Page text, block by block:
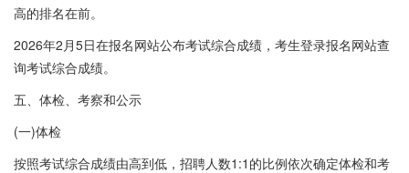
高的排名在前。
2026年2月5日在报名网站公布考试综合成绩，考生登录报名网站查
询考试综合成绩。
五、体检、考察和公示
(一)体检
按照考试综合成绩由高到低，招聘人数1:1的比例依次确定体检和考